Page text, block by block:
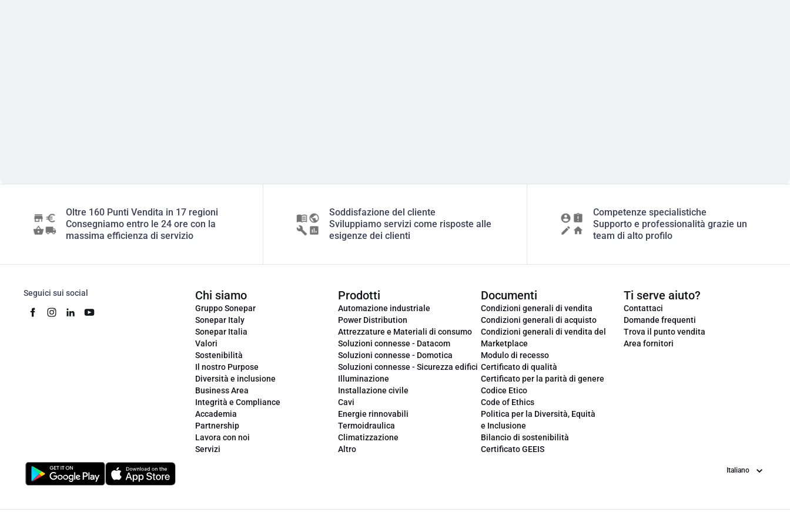
Oltre 160 Punti Vendita in 17 regioni
Consegniamo entro le 24 ore con la
massima efficienza di servizio
Soddisfazione del cliente
Sviluppiamo servizi come risposte alle
esigenze dei clienti
Competenze specialistiche
Supporto e professionalità grazie un
team di alto profilo
Seguici sui social Chi siamo
Gruppo Sonepar
Sonepar Italy
Sonepar Italia
Valori
Sostenibilità
Il nostro Purpose
Diversità e inclusione
Business Area
Integrità e Compliance
Accademia
Partnership
Lavora con noi
Servizi
Prodotti
Automazione industriale
Power Distribution
Attrezzature e Materiali di consumo
Soluzioni connesse - Datacom
Soluzioni connesse - Domotica
Soluzioni connesse - Sicurezza edifici
Illuminazione
Installazione civile
Cavi
Energie rinnovabili
Termoidraulica
Climatizzazione
Altro
Documenti
Condizioni generali di vendita
Condizioni generali di acquisto
Condizioni generali di vendita del
Marketplace
Modulo di recesso
Certificato di qualità
Certificato per la parità di genere
Codice Etico
Code of Ethics
Politica per la Diversità, Equità
e Inclusione
Bilancio di sostenibilità
Certificato GEEIS
Ti serve aiuto?
Contattaci
Domande frequenti
Trova il punto vendita
Area fornitori
Lingua